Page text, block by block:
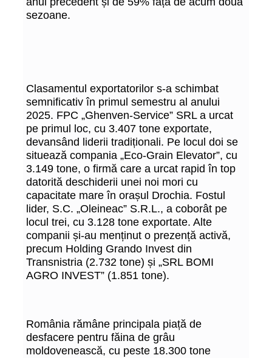
sezoane.
Clasamentul exportatorilor s-a schimbat
semnificativ în primul semestru al anului
2025. FPC „Ghenven-Service” SRL a urcat
pe primul loc, cu 3.407 tone exportate,
devansând liderii tradiționali. Pe locul doi se
situează compania „Eco-Grain Elevator”, cu
3.149 tone, o firmă care a urcat rapid în top
datorită deschiderii unei noi mori cu
capacitate mare în orașul Drochia. Fostul
lider, S.C. „Oleineac” S.R.L., a coborât pe
locul trei, cu 3.128 tone exportate. Alte
companii și-au menținut o prezență activă,
precum Holding Grando Invest din
Transnistria (2.732 tone) și „SRL BOMI
AGRO INVEST” (1.851 tone).
România rămâne principala piață de
desfacere pentru făina de grâu
moldovenească, cu peste 18.300 tone